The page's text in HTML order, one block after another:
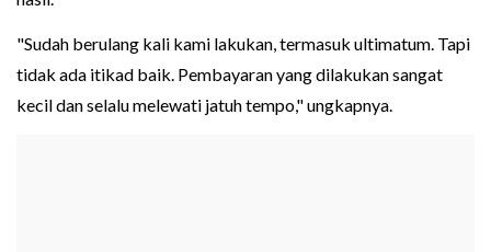
"Sudah berulang kali kami lakukan, termasuk ultimatum. Tapi
tidak ada itikad baik. Pembayaran yang dilakukan sangat
kecil dan selalu melewati jatuh tempo," ungkapnya.